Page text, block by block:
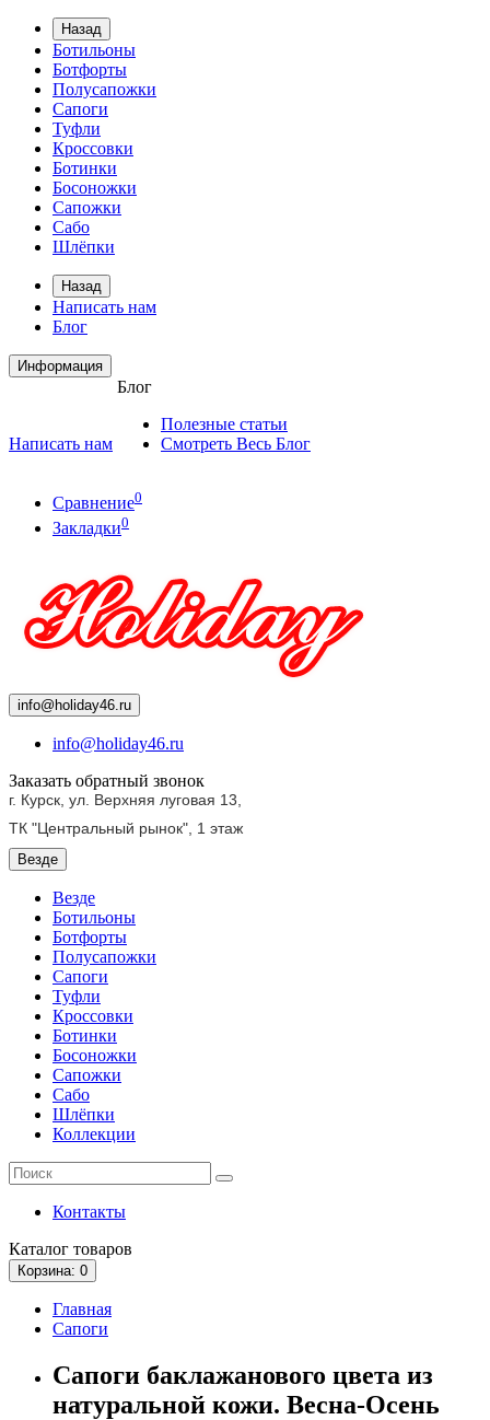
Назад
Ботильоны
Ботфорты
Полусапожки
Сапоги
Туфли
Кроссовки
Ботинки
Босоножки
Сапожки
Сабо
Шлёпки
Назад
Написать нам
Блог
Информация
Написать нам
Блог
Полезные статьи
Смотреть Весь Блог
Сравнение0
Закладки0
info@holiday46.ru
info@holiday46.ru
Заказать обратный звонок
г. Курск, ул. Верхняя луговая 13,
ТК "Центральный рынок", 1 этаж
Везде
Везде
Ботильоны
Ботфорты
Полусапожки
Сапоги
Туфли
Кроссовки
Ботинки
Босоножки
Сапожки
Сабо
Шлёпки
Коллекции
Контакты
Каталог товаров
Корзина: 0
Главная
Сапоги
Сапоги баклажанового цвета из
натуральной кожи. Весна-Осень